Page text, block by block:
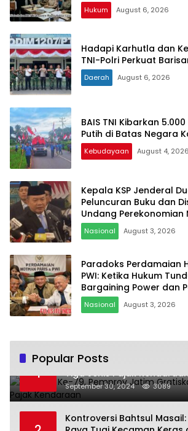
Hukum August 6, 2026
Hadapi Karhutla dan
TNI-Polri Perkuat
Daerah August 6, 2026
BAIS TNI Kibarkan
Putih di Batas Negara
Kebudayaan August 4, 2026
Kepala KSP Jenderal
Peluncuran Buku dan
Undang Perekonomian
Nasional August 3, 2026
Paradoks Perdamaian
PWI: Ketika Hukum
Bargaining Power dan
Nasional August 3, 2026
Popular Posts
1
Hari Jadi Ke-79, Pemprov
Tiga Jenis Pajak
September 30, 2024 3089
Kontroversi Bahtsul Masail: